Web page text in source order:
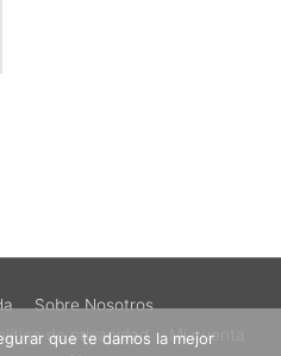
Sobre Nosotros
de privacidad
Mi cuenta
que te damos la mejor